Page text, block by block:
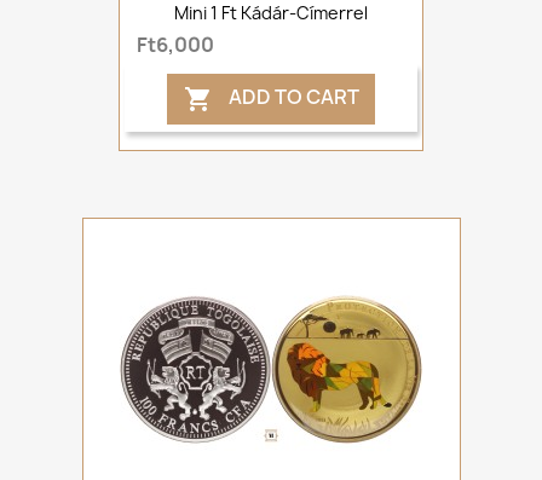
Mini 1 Ft Kádár-Címerrel
Ft6,000
 ADD TO CART